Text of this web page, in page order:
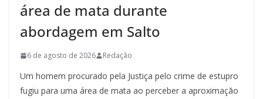
área de mata durante
abordagem em Salto
6 de agosto de 2026 Redação
Um homem procurado pela Justiça pelo crime de estupro
fugiu para uma área de mata ao perceber a aproximação